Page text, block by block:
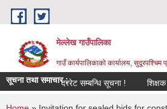
Skip to main content
मेल्लेख गाउँपालिका
गाउँ कार्यपालिकाको कार्यालय, सुदूरपश्चिम
सूचना तथा समाचार :दररेट सम्बन्धि सूचना ! शिक्षक